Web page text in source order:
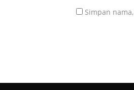
Simpan